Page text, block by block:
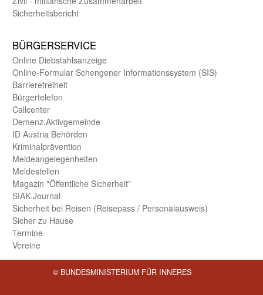
Sicherheits­bericht
BÜRGER­SERVICE
Online Diebstahls­anzeige
Online-Formular Schengener Informationssystem (SIS)
Barriere­freiheit
Bürger­telefon
Call­center
Demenz.Aktiv­gemeinde
ID Austria Behörden
Kriminal­prävention
Melde­an­ge­le­gen­heiten
Meld­estellen
Magazin "Öffentliche Sicherheit"
SIAK-Journal
Sicherheit bei Reisen (Reise­pass / Personal­ausweis)
Sicher zu Hause
Termine
Vereine
© BUNDESMINISTERIUM FÜR INNERES